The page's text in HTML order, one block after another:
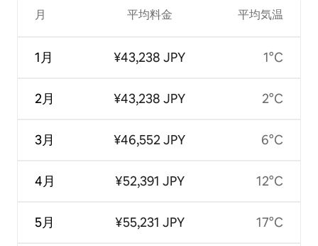
月
1月
2月
3月
4月
5月
平均料金
¥43,238 JPY
¥43,238 JPY
¥46,552 JPY
¥52,391 JPY
¥55,231 JPY
平均気温
1°C
2°C
6°C
12°C
17°C